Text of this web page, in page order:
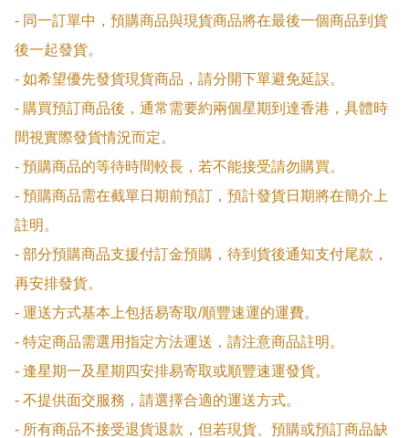
- 同一訂單中，預購商品與現貨商品將在最後一個商品到貨
後一起發貨。
- 如希望優先發貨現貨商品，請分開下單避免延誤。
- 購買預訂商品後，通常需要約兩個星期到達香港，具體時
間視實際發貨情況而定。
- 預購商品的等待時間較長，若不能接受請勿購買。
- 預購商品需在截單日期前預訂，預計發貨日期將在簡介上
註明。
- 部分預購商品支援付訂金預購，待到貨後通知支付尾款，
再安排發貨。
- 運送方式基本上包括易寄取/順豐速運的運費。
- 特定商品需選用指定方法運送，請注意商品註明。
- 逢星期一及星期四安排易寄取或順豐速運發貨。
- 不提供面交服務，請選擇合適的運送方式。
- 所有商品不接受退貨退款，但若現貨、預購或預訂商品缺